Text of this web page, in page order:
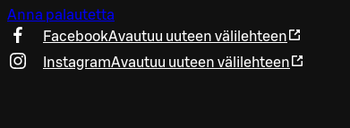
Anna palautetta
FacebookAvautuu uuteen välilehteen
InstagramAvautuu uuteen välilehteen